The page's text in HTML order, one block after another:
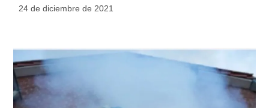
24 de diciembre de 2021